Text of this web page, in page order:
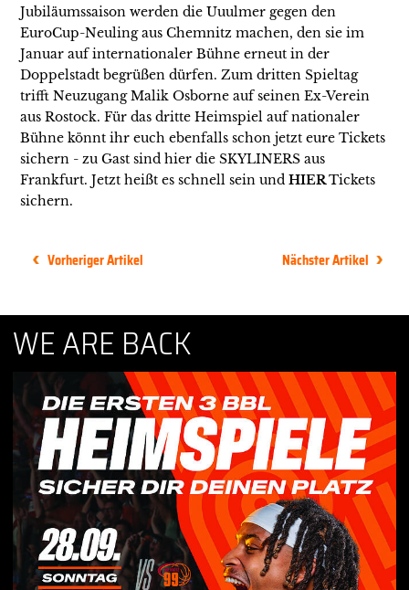
Jubiläumssaison werden die Uuulmer gegen den
EuroCup-Neuling aus Chemnitz machen, den sie im
Januar auf internationaler Bühne erneut in der
Doppelstadt begrüßen dürfen. Zum dritten Spieltag
trifft Neuzugang Malik Osborne auf seinen Ex-Verein
aus Rostock. Für das dritte Heimspiel auf nationaler
Bühne könnt ihr euch ebenfalls schon jetzt eure Tickets
sichern - zu Gast sind hier die SKYLINERS aus
Frankfurt. Jetzt heißt es schnell sein undHIERTickets
sichern.
Vorheriger Artikel Nächster Artikel
WE ARE BACK